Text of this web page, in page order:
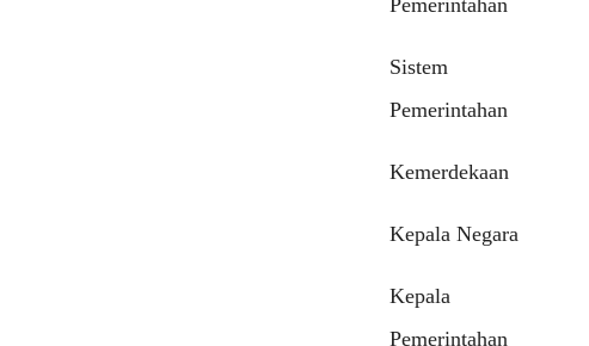
Pemerintahan
Sistem
Pemerintahan
Kemerdekaan
Kepala Negara
Kepala
Pemerintahan